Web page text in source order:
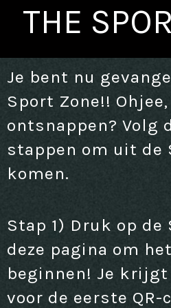
THE
Je bent nu
Sport Zone!!
ontsnappen? Volg
stappen om uit de
komen.
Stap 1) Druk op de
deze pagina om
beginnen! Je
voor de eerste QR-